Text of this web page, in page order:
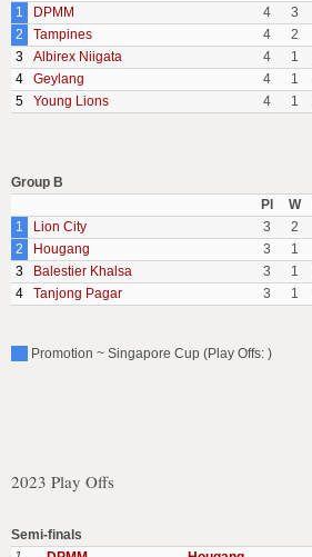
1
DPMM 4 3
2
Tampines 4 2
3
Albirex Niigata 4 1
4
Geylang 4 1
5
Young Lions 4 1
Group B
Pl
W
1
Lion City 3 2
2
Hougang 3 1
3
Balestier Khalsa 3 1
4
Tanjong Pagar 3 1
Promotion ~ Singapore Cup (Play Offs: )
2023 Play Offs
Semi-finals